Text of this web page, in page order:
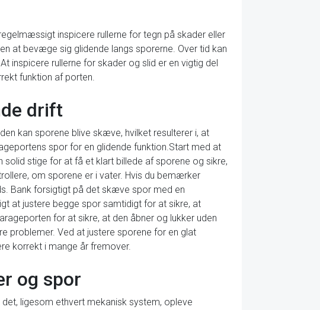
inspicere rullerne for tegn på skader eller
at bevæge sig glidende langs sporerne. Over tid kan
inspicere rullerne for skader og slid er en vigtig del
funktion af porten.
drift
kan sporene blive skæve, hvilket resulterer i, at
spor for en glidende funktion.Start med at
stige for at få et klart billede af sporene og sikre,
om sporene er i vater. Hvis du bemærker
Bank forsigtigt på det skæve spor med en
at justere begge spor samtidigt for at sikre, at
for at sikre, at den åbner og lukker uden
problemer. Ved at justere sporene for en glat
korrekt i mange år fremover.
og spor
ligesom ethvert mekanisk system, opleve